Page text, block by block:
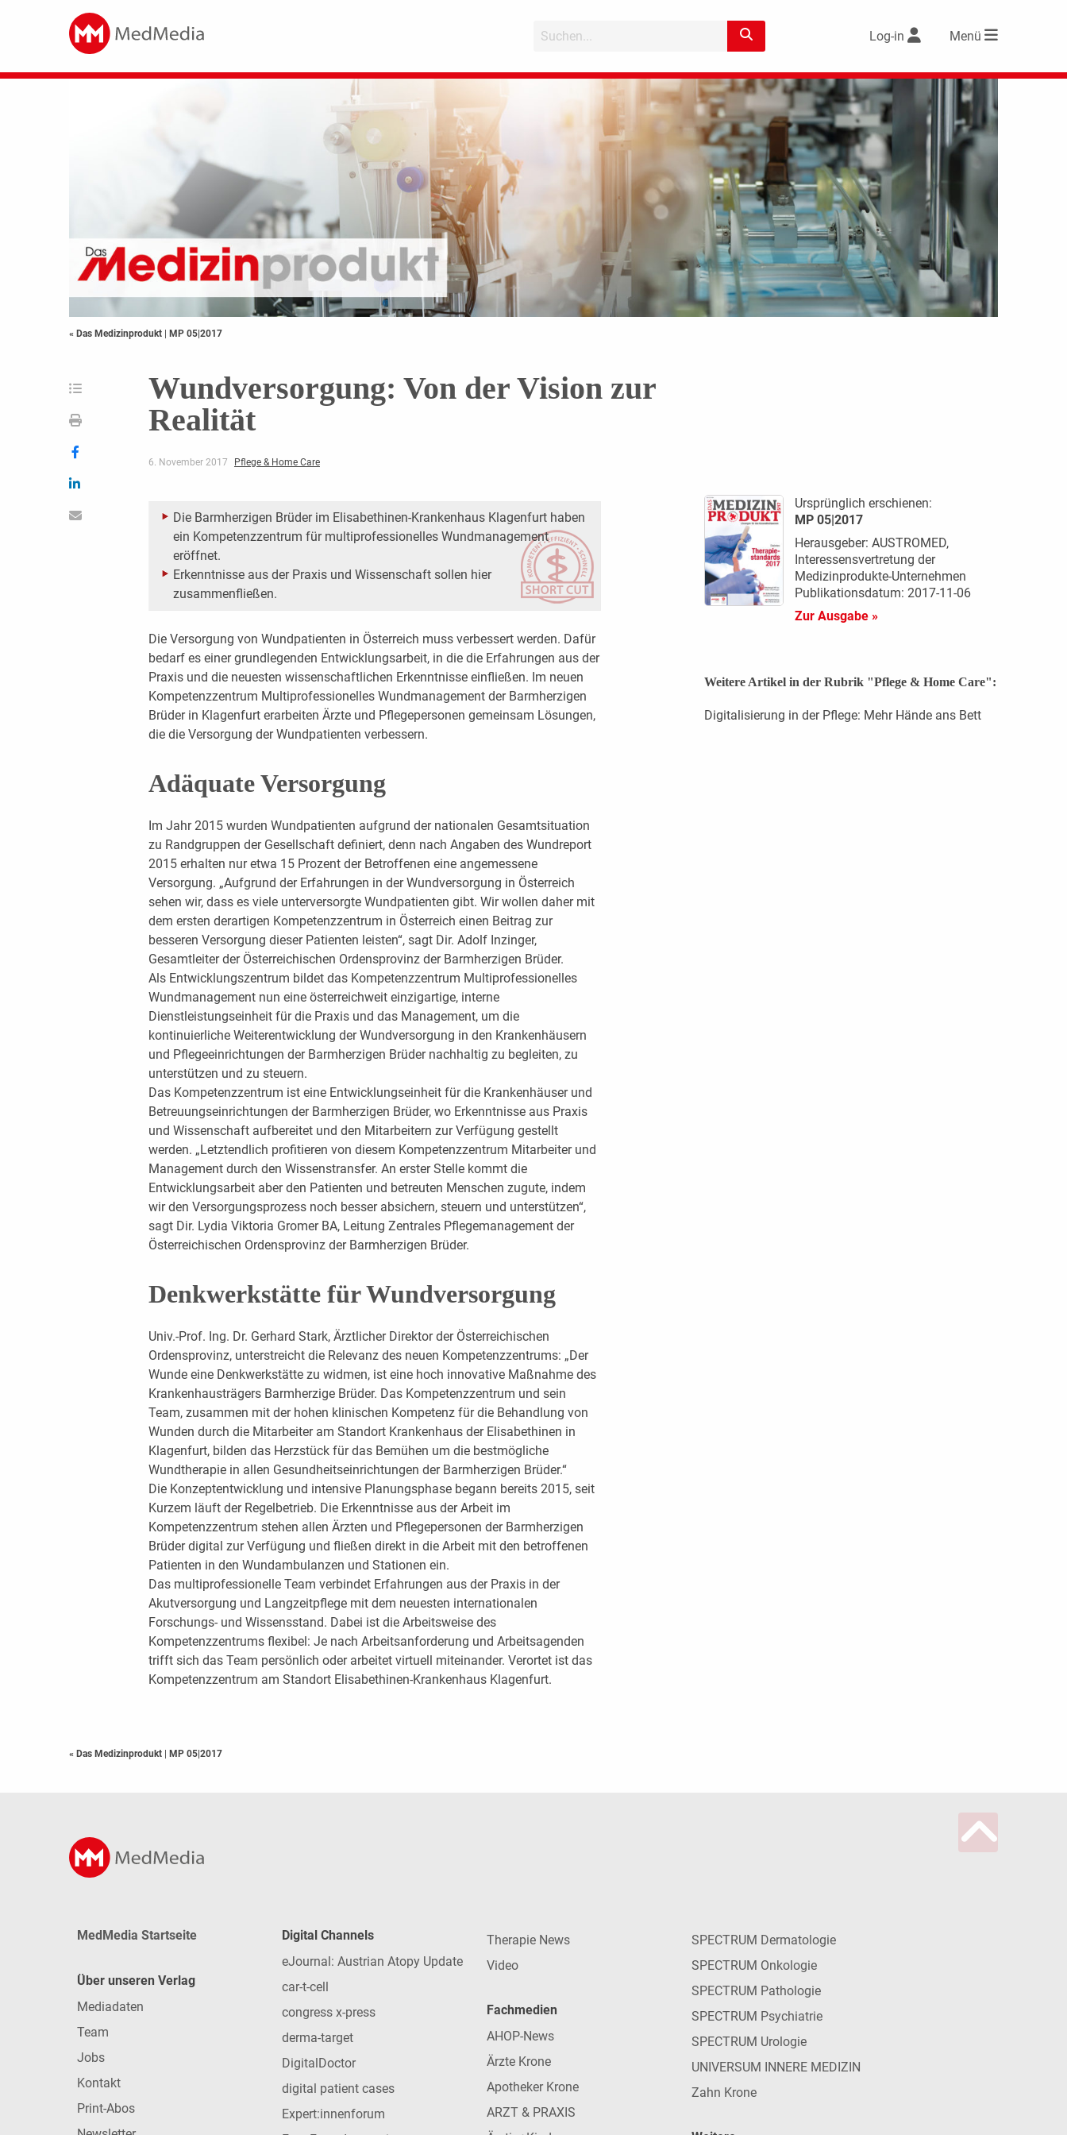
Log-in Menü
« Das Medizinprodukt | MP 05|2017
Wundversorgung: Von der Vision zur
Realität
6. November 2017 Pflege & Home Care
Die Barmherzigen Brüder im Elisabethinen-Krankenhaus Klagenfurt haben
ein ­Kompetenzzentrum für multiprofessionelles Wundmanagement
eröffnet.
Erkenntnisse aus der Praxis und Wissenschaft sollen hier
zusammenfließen.
Die Versorgung von Wundpatienten in Österreich muss verbessert werden. Dafür
bedarf es einer grundlegenden Entwicklungsarbeit, in die die Erfahrungen aus der
Praxis und die neuesten wissenschaftlichen Erkenntnisse einfließen. Im neuen
Kompetenzzentrum Multiprofessionelles Wundmanagement der Barmherzigen
Brüder in Klagenfurt erarbeiten Ärzte und Pflegepersonen gemeinsam Lösungen,
die die Versorgung der Wundpatienten verbessern.
Adäquate Versorgung
Im Jahr 2015 wurden Wundpatienten aufgrund der nationalen Gesamtsituation
zu Randgruppen der Gesellschaft definiert, denn nach Angaben des Wundreport
2015 erhalten nur etwa 15 Prozent der Betroffenen eine angemessene
Versorgung. „Aufgrund der Erfahrungen in der Wundversorgung in Österreich
sehen wir, dass es viele unterversorgte Wundpatienten gibt. Wir wollen daher mit
dem ersten derartigen Kompetenzzentrum in Österreich einen Beitrag zur
besseren Versorgung dieser Patienten leisten“, sagt Dir. Adolf Inzinger,
Gesamtleiter der Österreichischen Ordensprovinz der Barmherzigen Brüder.
Als Entwicklungszentrum bildet das Kompetenzzentrum Multiprofessionelles
Wundmanagement nun eine österreichweit einzigartige, interne
Dienstleistungseinheit für die Praxis und das Management, um die
kontinuierliche Weiterentwicklung der Wundversorgung in den Krankenhäusern
und Pflegeeinrichtungen der Barmherzigen Brüder nachhaltig zu begleiten, zu
unterstützen und zu steuern.
Das Kompetenzzentrum ist eine Entwicklungseinheit für die Krankenhäuser und
Betreuungseinrichtungen der Barmherzigen Brüder, wo Erkenntnisse aus Praxis
und Wissenschaft aufbereitet und den Mitarbeitern zur Verfügung gestellt
werden. „Letztendlich profitieren von diesem Kompetenzzentrum Mitarbeiter und
Management durch den Wissenstransfer. An erster Stelle kommt die
Entwicklungsarbeit aber den Patienten und betreuten Menschen zugute, indem
wir den Versorgungsprozess noch besser absichern, steuern und unterstützen“,
sagt Dir. Lydia Viktoria Gromer BA, Leitung Zentrales Pflegemanagement der
Österreichischen Ordensprovinz der Barmherzigen Brüder.
Denkwerkstätte für Wundversorgung
Univ.-Prof. Ing. Dr. Gerhard Stark, Ärztlicher Direktor der Österreichischen
Ordensprovinz, unterstreicht die Relevanz des neuen Kompetenzzentrums: „Der
Wunde eine Denkwerkstätte zu widmen, ist eine hoch innovative Maßnahme des
Krankenhausträgers Barmherzige Brüder. Das Kompetenzzentrum und sein
Team, zusammen mit der hohen klinischen Kompetenz für die Behandlung von
Wunden durch die Mitarbeiter am Standort Krankenhaus der Elisabethinen in
Klagenfurt, bilden das Herzstück für das Bemühen um die bestmögliche
Wundtherapie in allen Gesundheitseinrichtungen der Barmherzigen Brüder.“
Die Konzeptentwicklung und intensive Planungsphase begann bereits 2015, seit
Kurzem läuft der Regelbetrieb. Die Erkenntnisse aus der Arbeit im
Kompetenzzentrum stehen allen Ärzten und Pflegepersonen der Barmherzigen
Brüder digital zur Verfügung und fließen direkt in die Arbeit mit den betroffenen
Patienten in den Wundambulanzen und Stationen ein.
Das multiprofessionelle Team verbindet Erfahrungen aus der Praxis in der
Akutversorgung und Langzeitpflege mit dem neuesten internationalen
Forschungs- und Wissensstand. Dabei ist die Arbeitsweise des
Kompetenzzentrums flexibel: Je nach Arbeitsanforderung und Arbeitsagenden
trifft sich das Team persönlich oder arbeitet virtuell miteinander. Verortet ist das
Kompetenzzentrum am Standort Elisabethinen-Krankenhaus Klagenfurt.
Ursprünglich erschienen:
MP 05|2017
Herausgeber: AUSTROMED,
Interessensvertretung der
Medizinprodukte-Unternehmen
Publikationsdatum: 2017-11-06
Zur Ausgabe »
Weitere Artikel in der Rubrik "Pflege & Home Care":
Digitalisierung in der Pflege: Mehr Hände ans Bett
« Das Medizinprodukt | MP 05|2017
MedMedia Startseite
Über unseren Verlag
Mediadaten
Team
Jobs
Kontakt
Print-Abos
Digital Channels
eJournal: Austrian Atopy Update
car-t-cell
congress x-press
derma-target
DigitalDoctor
digital patient cases
Expert:innenforum
Therapie News
Video
Fachmedien
AHOP-News
Ärzte Krone
Apotheker Krone
ARZT & PRAXIS
SPECTRUM Dermatologie
SPECTRUM Onkologie
SPECTRUM Pathologie
SPECTRUM Psychiatrie
SPECTRUM Urologie
UNIVERSUM INNERE MEDIZIN
Zahn Krone